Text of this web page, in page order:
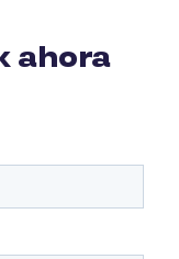
ahora